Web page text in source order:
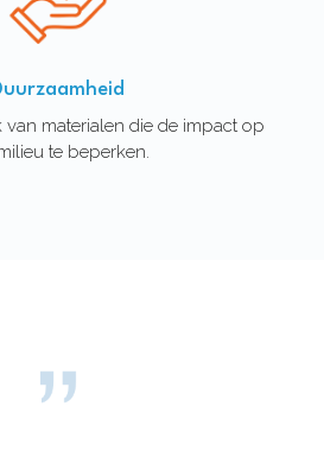
materialen die de impact op
te beperken.